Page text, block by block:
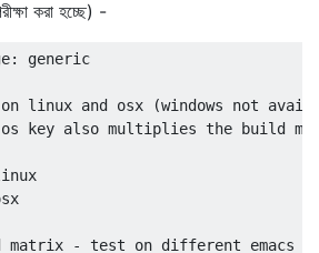
করা হচ্ছে) -
: generic
linux and osx (windows not
key also multiplies the build
matrix - test on different emacs